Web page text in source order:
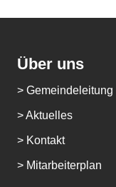
Über uns
> Gemeindeleitung
> Aktuelles
> Kontakt
> Mitarbeiterplan